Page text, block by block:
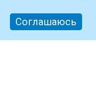
Соглашаюсь